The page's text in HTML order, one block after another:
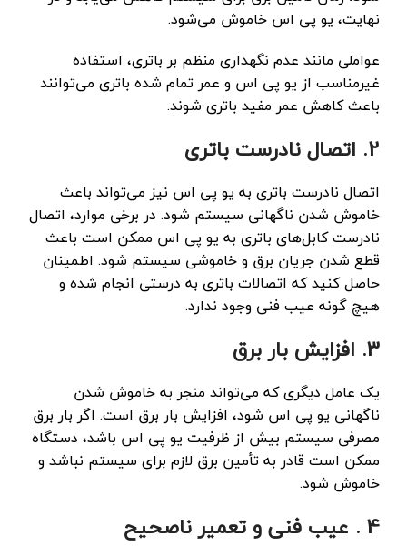
نهایت، یو پی اس خاموش می‌شود.
عواملی مانند عدم نگهداری منظم بر باتری، استفاده
غیرمناسب از یو پی اس و عمر تمام شده باتری می‌توانند
باعث کاهش عمر مفید باتری شوند.
2. اتصال نادرست باتری
اتصال نادرست باتری به یو پی اس نیز می‌تواند باعث
خاموش شدن ناگهانی سیستم شود. در برخی موارد، اتصال
نادرست کابل‌های باتری به یو پی اس ممکن است باعث
قطع شدن جریان برق و خاموشی سیستم شود. اطمینان
حاصل کنید که اتصالات باتری به درستی انجام شده و
هیچ گونه عیب فنی وجود ندارد.
3. افزایش بار برق
یک عامل دیگری که می‌تواند منجر به خاموش شدن
ناگهانی یو پی اس شود، افزایش بار برق است. اگر بار برق
مصرفی سیستم بیش از ظرفیت یو پی اس باشد، دستگاه
ممکن است قادر به تأمین برق لازم برای سیستم نباشد و
خاموش شود.
4 . عیب فنی و تعمیر ناصحیح